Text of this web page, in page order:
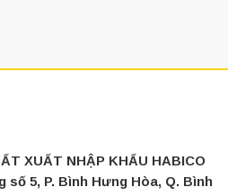
XUẤT NHẬP KHẨU HABICO
số 5, P. Bình Hưng Hòa, Q. Bình